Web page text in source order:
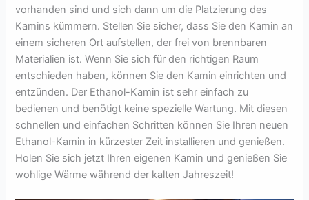
vorhanden sind und sich dann um die Platzierung des
Kamins kümmern. Stellen Sie sicher, dass Sie den Kamin an
einem sicheren Ort aufstellen, der frei von brennbaren
Materialien ist. Wenn Sie sich für den richtigen Raum
entschieden haben, können Sie den Kamin einrichten und
entzünden. Der Ethanol-Kamin ist sehr einfach zu
bedienen und benötigt keine spezielle Wartung. Mit diesen
schnellen und einfachen Schritten können Sie Ihren neuen
Ethanol-Kamin in kürzester Zeit installieren und genießen.
Holen Sie sich jetzt Ihren eigenen Kamin und genießen Sie
wohlige Wärme während der kalten Jahreszeit!